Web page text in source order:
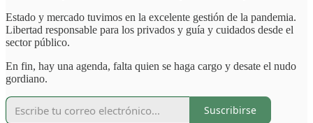
Estado y mercado tuvimos en la excelente gestión de la pandemia.
Libertad responsable para los privados y guía y cuidados desde el
sector público.
En fin, hay una agenda, falta quien se haga cargo y desate el nudo
gordiano.
Suscribirse